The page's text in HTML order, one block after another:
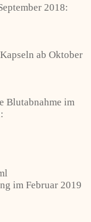
2018:
ab Oktober
Blutabnahme im
im Februar 2019